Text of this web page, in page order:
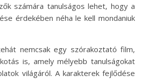
számára tanulságos lehet, hogy a
érdekében néha le kell mondaniuk
nemcsak egy szórakoztató film,
is, amely mélyebb tanulságokat
világáról. A karakterek fejlődése